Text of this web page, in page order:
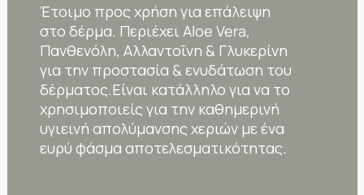
Έτοιμο προς χρήση για επάλειψη
στο δέρμα. Περιέχει Aloe Vera,
Πανθενόλη, Αλλαντοΐνη & Γλυκερίνη
για την προστασία & ενυδάτωση του
δέρματος.Είναι κατάλληλο για να το
χρησιμοποιείς για την καθημερινή
υγιεινή απολύμανσης χεριών με ένα
ευρύ φάσμα αποτελεσματικότητας.